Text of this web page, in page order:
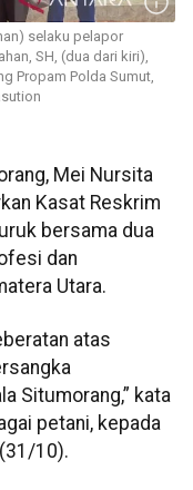
selaku pelapor
SH, (dua dari kiri),
Propam Polda Sumut,
Mei Nursita
Kasat Reskrim
bersama dua
dan
Utara.
atas
Situmorang,” kata
petani, kepada
10).